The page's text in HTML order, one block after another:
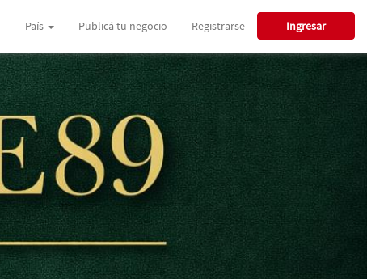
País Publicá tu negocio Registrarse Ingresar